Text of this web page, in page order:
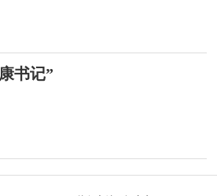
书记”
资源部将浙江海洋灾害应急响应升级